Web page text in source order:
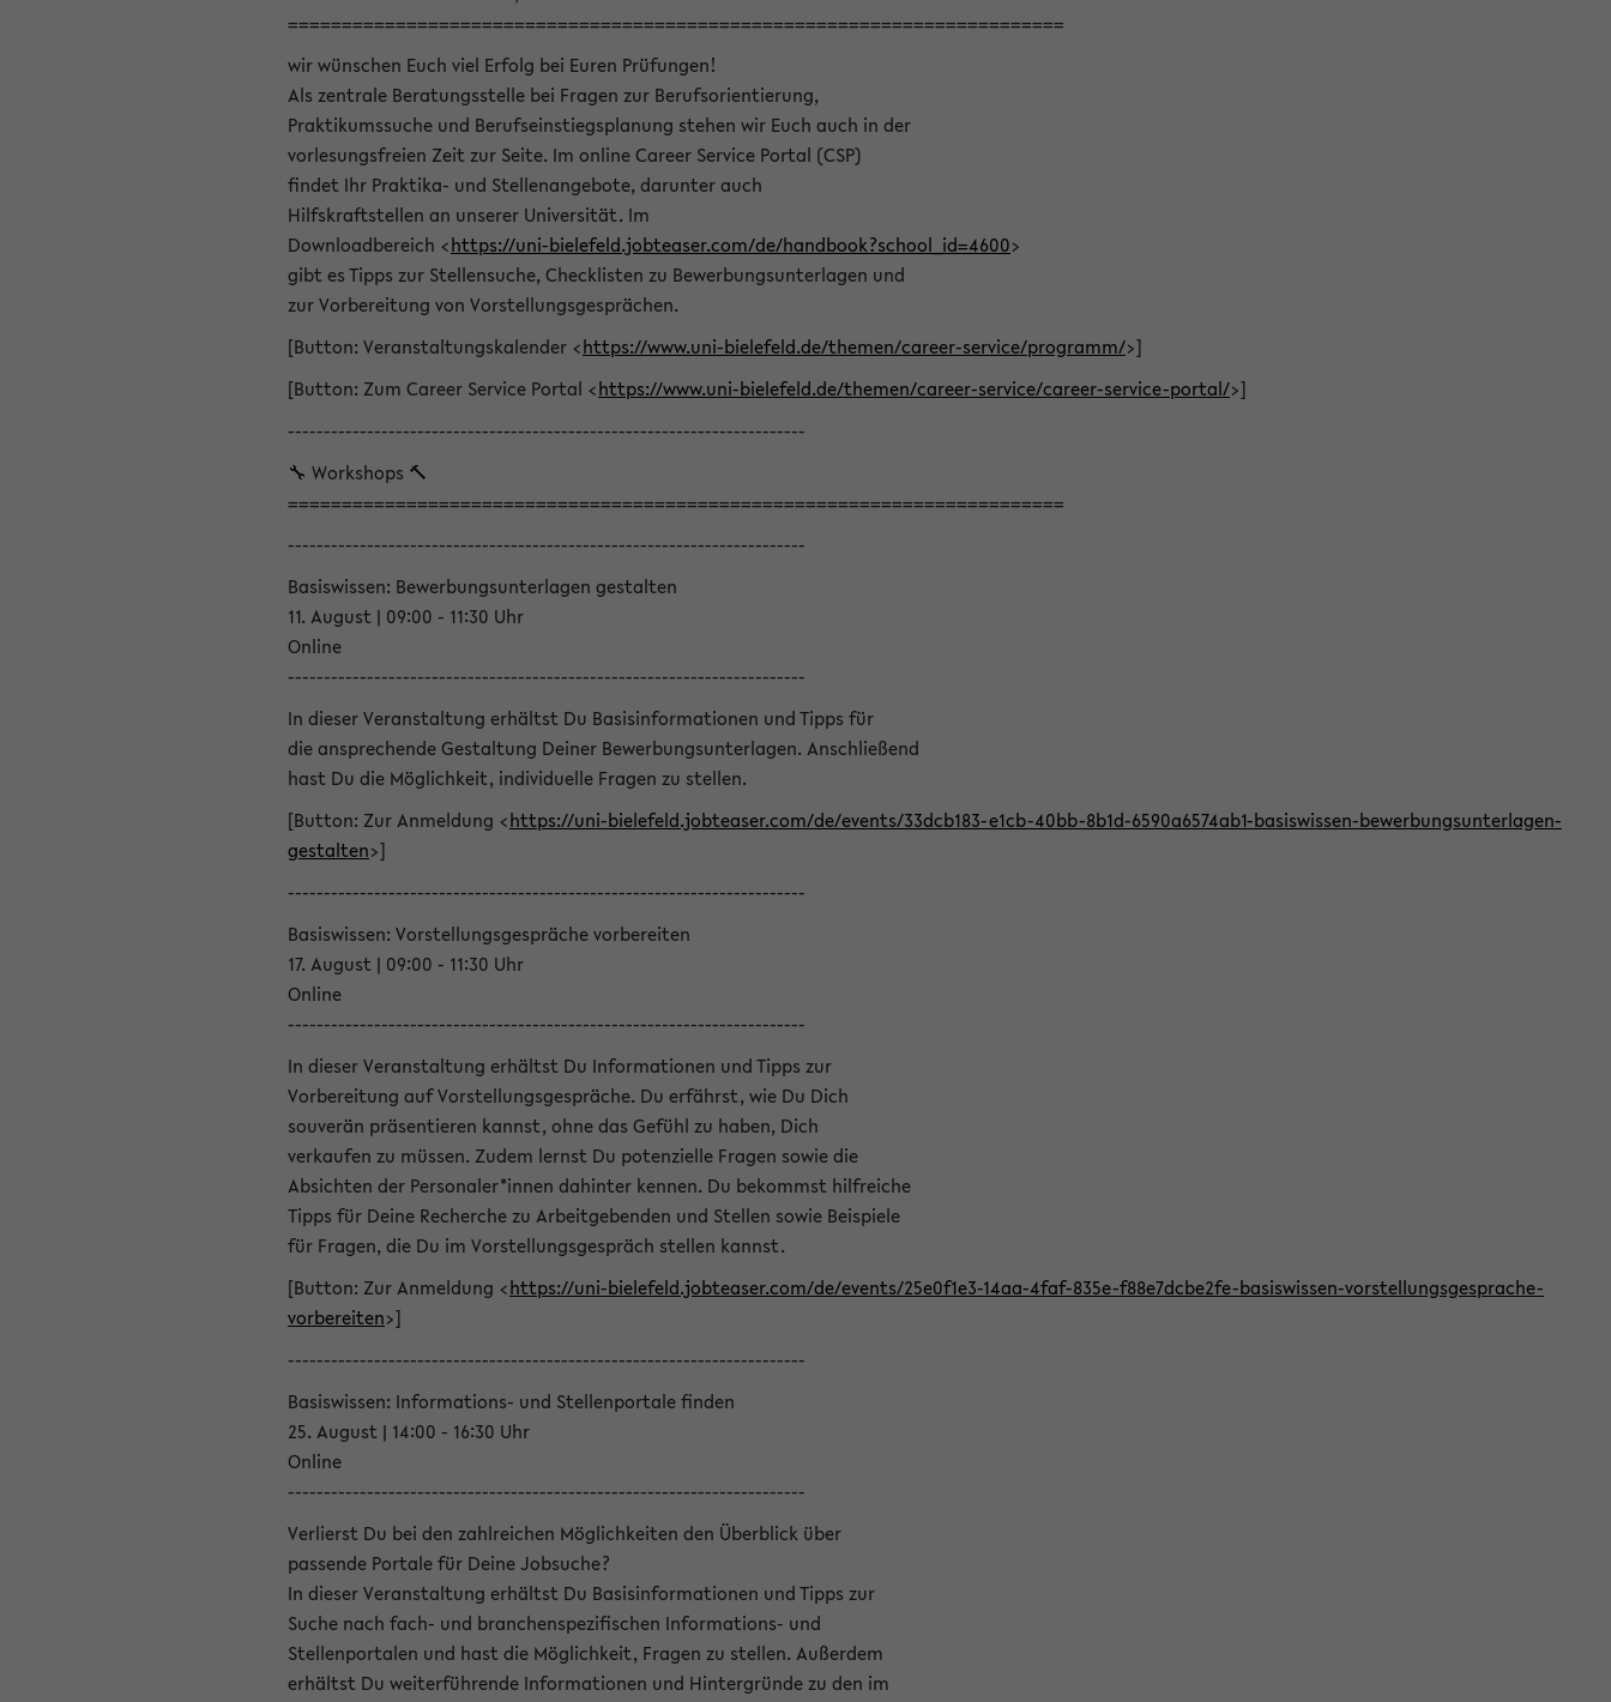
========================================================================
wir wünschen Euch viel Erfolg bei Euren Prüfungen!
Als zentrale Beratungsstelle bei Fragen zur Berufsorientierung,
Praktikumssuche und Berufseinstiegsplanung stehen wir Euch auch in der
vorlesungsfreien Zeit zur Seite. Im online Career Service Portal (CSP)
findet Ihr Praktika- und Stellenangebote, darunter auch
Hilfskraftstellen an unserer Universität. Im
Downloadbereich <https://uni-bielefeld.jobteaser.com/de/handbook?school_id=4600>
gibt es Tipps zur Stellensuche, Checklisten zu Bewerbungsunterlagen und
zur Vorbereitung von Vorstellungsgesprächen.
[Button: Veranstaltungskalender <https://www.uni-bielefeld.de/themen/career-service/programm/>]
[Button: Zum Career Service Portal <https://www.uni-bielefeld.de/themen/career-service/career-service-portal/>]
------------------------------------------------------------------------
🔧 Workshops 🔨
========================================================================
------------------------------------------------------------------------
Basiswissen: Bewerbungsunterlagen gestalten
11. August | 09:00 - 11:30 Uhr
Online
------------------------------------------------------------------------
In dieser Veranstaltung erhältst Du Basisinformationen und Tipps für
die ansprechende Gestaltung Deiner Bewerbungsunterlagen. Anschließend
hast Du die Möglichkeit, individuelle Fragen zu stellen.
[Button: Zur Anmeldung <https://uni-bielefeld.jobteaser.com/de/events/33dcb183-e1cb-40bb-8b1d-6590a6574ab1-basiswissen-bewerbungsunterlagen-
gestalten>]
------------------------------------------------------------------------
Basiswissen: Vorstellungsgespräche vorbereiten
17. August | 09:00 - 11:30 Uhr
Online
------------------------------------------------------------------------
In dieser Veranstaltung erhältst Du Informationen und Tipps zur
Vorbereitung auf Vorstellungsgespräche. Du erfährst, wie Du Dich
souverän präsentieren kannst, ohne das Gefühl zu haben, Dich
verkaufen zu müssen. Zudem lernst Du potenzielle Fragen sowie die
Absichten der Personaler*innen dahinter kennen. Du bekommst hilfreiche
Tipps für Deine Recherche zu Arbeitgebenden und Stellen sowie Beispiele
für Fragen, die Du im Vorstellungsgespräch stellen kannst.
[Button: Zur Anmeldung <https://uni-bielefeld.jobteaser.com/de/events/25e0f1e3-14aa-4faf-835e-f88e7dcbe2fe-basiswissen-vorstellungsgesprache-
vorbereiten>]
------------------------------------------------------------------------
Basiswissen: Informations- und Stellenportale finden
25. August | 14:00 - 16:30 Uhr
Online
------------------------------------------------------------------------
Verlierst Du bei den zahlreichen Möglichkeiten den Überblick über
passende Portale für Deine Jobsuche?
In dieser Veranstaltung erhältst Du Basisinformationen und Tipps zur
Suche nach fach- und branchenspezifischen Informations- und
Stellenportalen und hast die Möglichkeit, Fragen zu stellen. Außerdem
erhältst Du weiterführende Informationen und Hintergründe zu den im